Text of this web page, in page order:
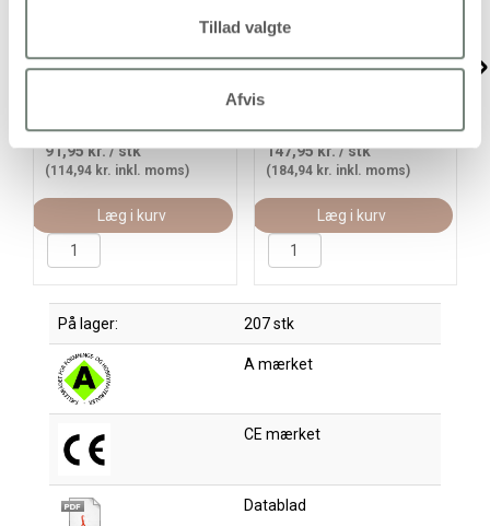
Tillad valgte
Afvis
mm, ass. farver, 12frv./ 1
91,95 kr./ stk
(114,94 kr. inkl. moms)
Læg i kurv
mm, ass. farver, 24frv./ 1
147,95 kr./ stk
(184,94 kr. inkl. moms)
Læg i kurv
På lager: 207 stk
A mærket
CE mærket
Datablad